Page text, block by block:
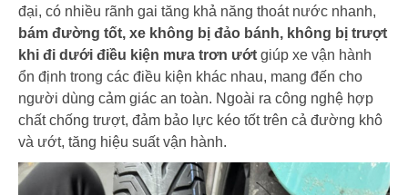
đại, có nhiều rãnh gai tăng khả năng thoát nước nhanh,
bám đường tốt, xe không bị đảo bánh, không bị trượt
khi đi dưới điều kiện mưa trơn ướt giúp xe vận hành
ổn định trong các điều kiện khác nhau, mang đến cho
người dùng cảm giác an toàn. Ngoài ra công nghệ hợp
chất chống trượt, đảm bảo lực kéo tốt trên cả đường khô
và ướt, tăng hiệu suất vận hành.